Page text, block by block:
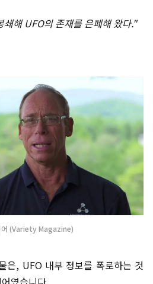
쇄해 UFO의 존재를 은폐해 왔다."
어 (Variety Magazine)
은, UFO 내부 정보를 폭로하는 것